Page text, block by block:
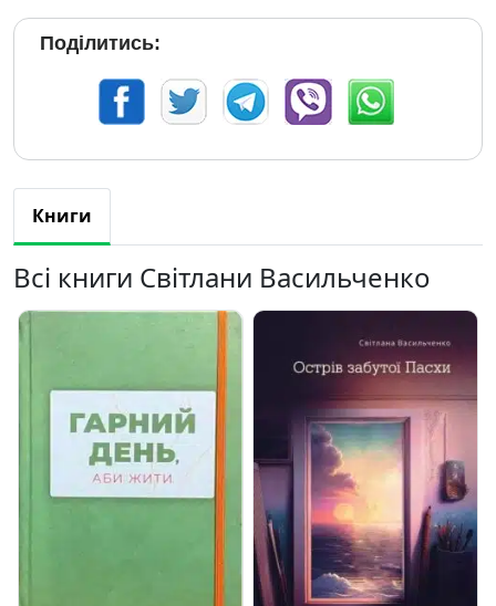
Поділитись:
Книги
Всі книги Світлани Васильченко